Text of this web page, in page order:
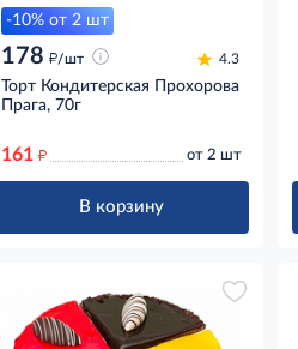
-10% от 2 шт
178 д/шт 4.3
Торт Кондитерская Прохорова
Прага, 70г
161 д от 2 шт
В корзину